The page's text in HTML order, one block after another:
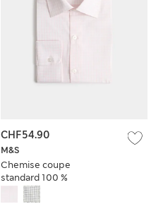
M&S
Chemise coupe
standard 100 %
coton à carreaux
CHF54.90